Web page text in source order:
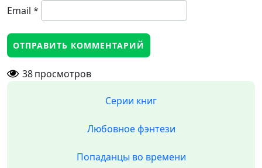
Email *
38просмотров
Серии книг
Любовное фэнтези
Попаданцы во времени